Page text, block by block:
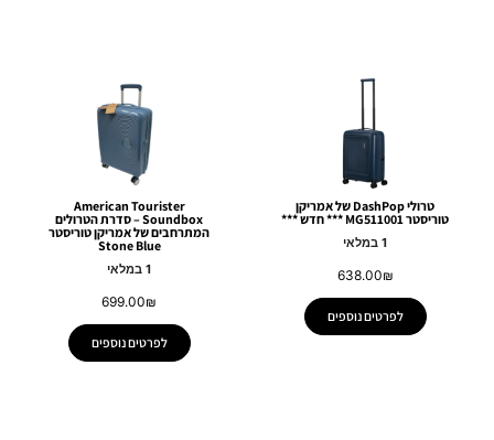
טרולי DashPop של אמריקן
טוריסטר MG511001 *** חדש ***
1 במלאי
638.00₪
לפרטים נוספים
American Tourister
Soundbox – סדרת הטרולים
המתרחבים של אמריקן טוריסטר
Stone Blue
1 במלאי
699.00₪
לפרטים נוספים